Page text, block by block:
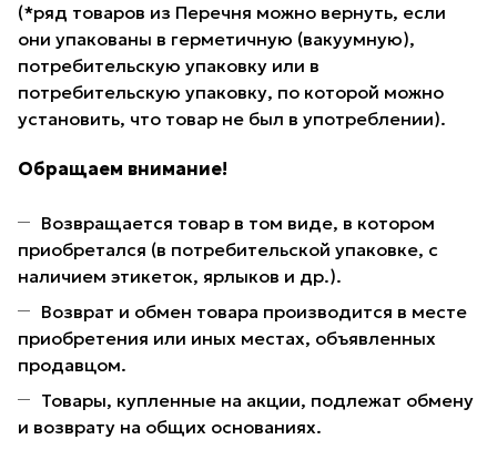
(*ряд товаров из Перечня можно вернуть, если
они упакованы в герметичную (вакуумную),
потребительскую упаковку или в
потребительскую упаковку, по которой можно
установить, что товар не был в употреблении).
Обращаем внимание!
Возвращается товар в том виде, в котором
приобретался (в потребительской упаковке, с
наличием этикеток, ярлыков и др.).
Возврат и обмен товара производится в месте
приобретения или иных местах, объявленных
продавцом.
Товары, купленные на акции, подлежат обмену
и возврату на общих основаниях.